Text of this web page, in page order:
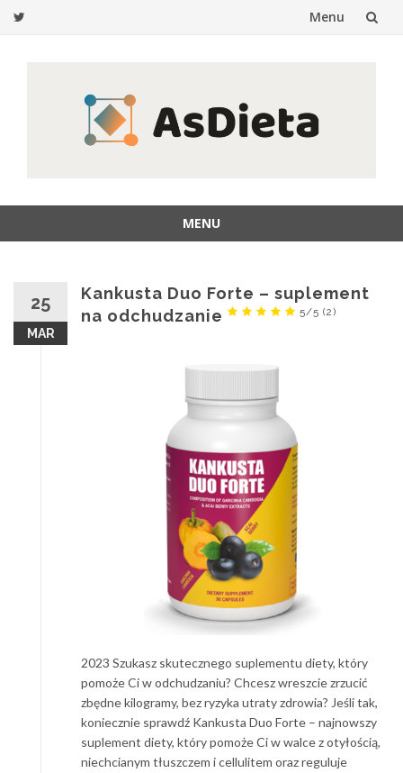
Menu
MENU
25
MAR
Kankusta Duo Forte – suplement
na odchudzanie
5/5 (2)
2023 Szukasz skutecznego suplementu diety, który
pomoże Ci w odchudzaniu? Chcesz wreszcie zrzucić
zbędne kilogramy, bez ryzyka utraty zdrowia? Jeśli tak,
koniecznie sprawdź Kankusta Duo Forte – najnowszy
suplement diety, który pomoże Ci w walce z otyłością,
niechcianym tłuszczem i cellulitem oraz reguluje